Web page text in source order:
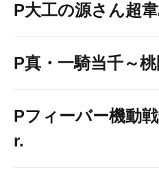
P大工の源さん超
P真・一騎当千～
Pフィーバー機動
r.